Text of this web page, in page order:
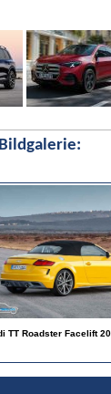
TT Roadster Facelift